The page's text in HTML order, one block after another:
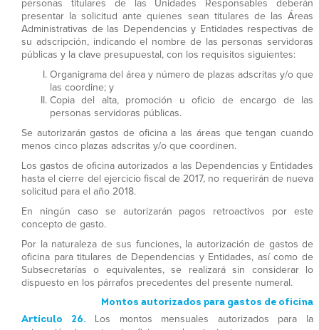
personas titulares de las Unidades Responsables deberán
presentar la solicitud ante quienes sean titulares de las Áreas
Administrativas de las Dependencias y Entidades respectivas de
su adscripción, indicando el nombre de las personas servidoras
públicas y la clave presupuestal, con los requisitos siguientes:
Organigrama del área y número de plazas adscritas y/o que
las coordine; y
Copia del alta, promoción u oficio de encargo de las
personas servidoras públicas.
Se autorizarán gastos de oficina a las áreas que tengan cuando
menos cinco plazas adscritas y/o que coordinen.
Los gastos de oficina autorizados a las Dependencias y Entidades
hasta el cierre del ejercicio fiscal de 2017, no requerirán de nueva
solicitud para el año 2018.
En ningún caso se autorizarán pagos retroactivos por este
concepto de gasto.
Por la naturaleza de sus funciones, la autorización de gastos de
oficina para titulares de Dependencias y Entidades, así como de
Subsecretarías o equivalentes, se realizará sin considerar lo
dispuesto en los párrafos precedentes del presente numeral.
Montos autorizados para gastos de oficina
Artículo 26. Los montos mensuales autorizados para la